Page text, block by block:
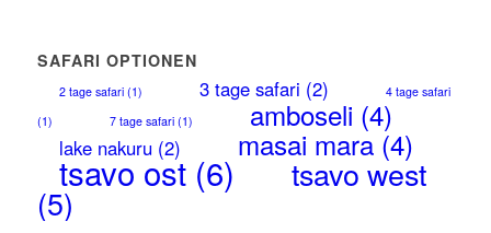
SAFARI OPTIONEN
2 tage safari(1) 3 tage safari (2)
4 tage safari
(1)
7 tage safari(1) amboseli (4)
lake nakuru (2) masai mara(4)
tsavo ost(6) tsavo west
(5)